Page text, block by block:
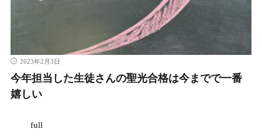
2023年2月3日
今年担当した生徒さんの聖光合格は今までで一番
嬉しい
full